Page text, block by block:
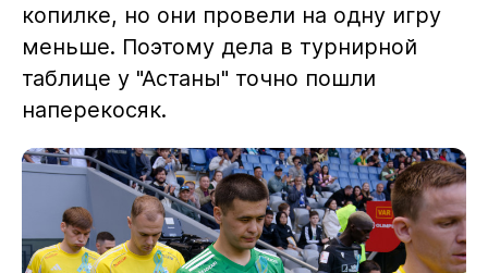
копилке, но они провели на одну игру
меньше. Поэтому дела в турнирной
таблице у "Астаны" точно пошли
наперекосяк.